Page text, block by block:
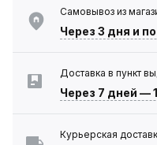
Самовывоз из
Через 3 дня и
Доставка в пункт
Через 7 дней —
Курьерская